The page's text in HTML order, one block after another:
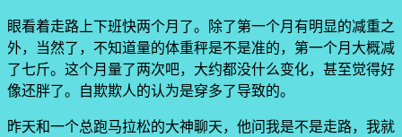
眼看着走路上下班快两个月了。除了第一个月有明显的减重之
外，当然了，不知道量的体重秤是不是准的，第一个月大概减
了七斤。这个月量了两次吧，大约都没什么变化，甚至觉得好
像还胖了。自欺欺人的认为是穿多了导致的。
昨天和一个总跑马拉松的大神聊天，他问我是不是走路，我就